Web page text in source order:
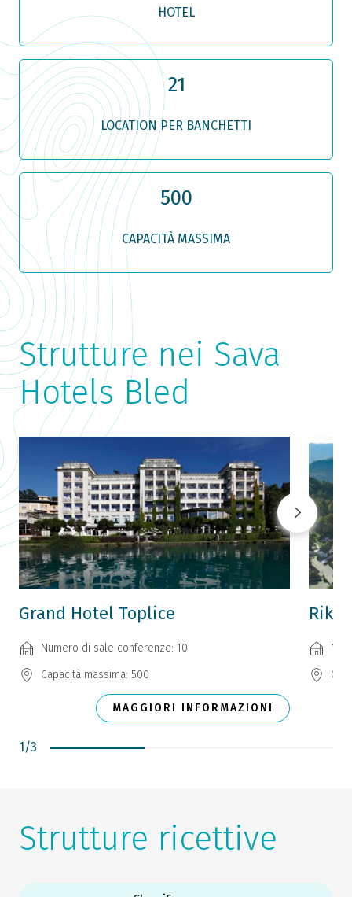
HOTEL
21
LOCATION PER BANCHETTI
500
CAPACITÀ MASSIMA
Strutture nei Sava
Hotels Bled
Grand Hotel Toplice
Numero di sale conferenze: 10
Capacità massima: 500
MAGGIORI INFORMAZIONI
Rikli
1 /3
Strutture ricettive